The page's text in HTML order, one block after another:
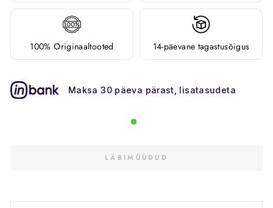
100% Originaaltooted 14-päevane tagastusõigus
Maksa 30 päeva pärast, lisatasudeta
LÄBIMÜÜDUD